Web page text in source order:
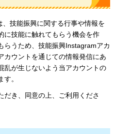
、技能振興に関する行事や情報を
に技能に触れてもらう機会を作
らうため、技能振興Instagramアカ
カウントを通じての情報発信にあ
乱が生じないよう当アカウントの
。
だき、同意の上、ご利用くださ